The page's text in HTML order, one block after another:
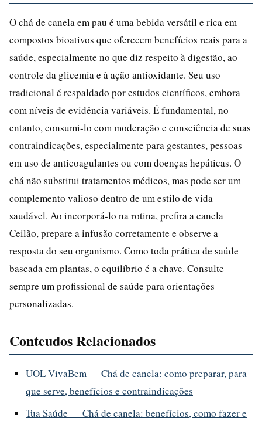
O chá de canela em pau é uma bebida versátil e rica em
compostos bioativos que oferecem benefícios reais para a
saúde, especialmente no que diz respeito à digestão, ao
controle da glicemia e à ação antioxidante. Seu uso
tradicional é respaldado por estudos científicos, embora
com níveis de evidência variáveis. É fundamental, no
entanto, consumi-lo com moderação e consciência de suas
contraindicações, especialmente para gestantes, pessoas
em uso de anticoagulantes ou com doenças hepáticas. O
chá não substitui tratamentos médicos, mas pode ser um
complemento valioso dentro de um estilo de vida
saudável. Ao incorporá-lo na rotina, prefira a canela
Ceilão, prepare a infusão corretamente e observe a
resposta do seu organismo. Como toda prática de saúde
baseada em plantas, o equilíbrio é a chave. Consulte
sempre um profissional de saúde para orientações
personalizadas.
Conteudos Relacionados
UOL VivaBem — Chá de canela: como preparar, para
que serve, benefícios e contraindicações
Tua Saúde — Chá de canela: benefícios, como fazer e